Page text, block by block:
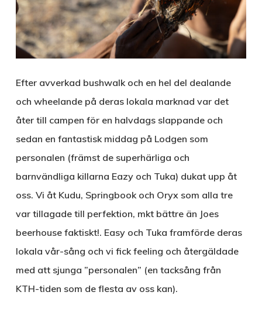
Efter avverkad bushwalk och en hel del dealande
och wheelande på deras lokala marknad var det
åter till campen för en halvdags slappande och
sedan en fantastisk middag på Lodgen som
personalen (främst de superhärliga och
barnvändliga killarna Eazy och Tuka) dukat upp åt
oss. Vi åt Kudu, Springbook och Oryx som alla tre
var tillagade till perfektion, mkt bättre än Joes
beerhouse faktiskt!. Easy och Tuka framförde deras
lokala vår-sång och vi fick feeling och återgäldade
med att sjunga ”personalen” (en tacksång från
KTH-tiden som de flesta av oss kan).